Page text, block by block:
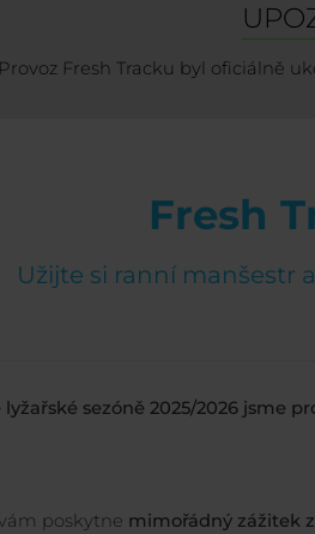
Provoz Fresh Tracku byl oficiálně
Fresh
Užijte si ranní manšestr
lyžařské sezóně 2025/2026 jsme
poskytne mimořádný zážitek z